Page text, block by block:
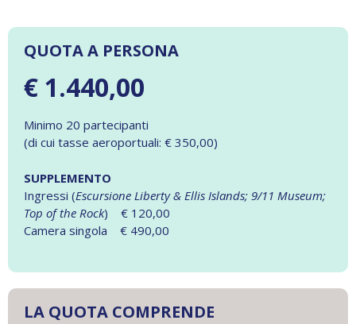
QUOTA A PERSONA
€ 1.440,00
Minimo 20 partecipanti
(di cui tasse aeroportuali: € 350,00)
SUPPLEMENTO
Ingressi (Escursione Liberty & Ellis Islands; 9/11 Museum;
Top of the Rock) € 120,00
Camera singola € 490,00
LA QUOTA COMPRENDE